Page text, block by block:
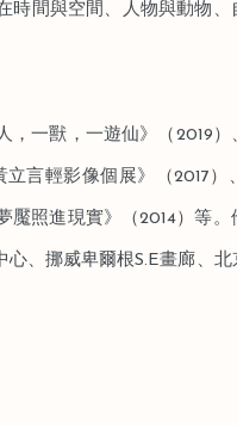
時間與空間、人物與動物、
，⼀獸，⼀遊仙》（2019
⾔輕影像個展》（2017）
魘照進現實》（2014）等
、挪威卑爾根S.E畫廊、